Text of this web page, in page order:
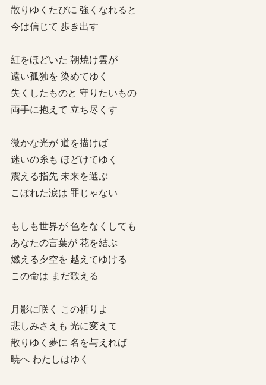
散りゆくたびに 強くなれると
今は信じて 歩き出す
紅をほどいた 朝焼け雲が
遠い孤独を 染めてゆく
失くしたものと 守りたいもの
両手に抱えて 立ち尽くす
微かな光が 道を描けば
迷いの糸も ほどけてゆく
震える指先 未来を選ぶ
こぼれた涙は 罪じゃない
もしも世界が 色をなくしても
あなたの言葉が 花を結ぶ
燃える夕空を 越えてゆける
この命は まだ歌える
月影に咲く この祈りよ
悲しみさえも 光に変えて
散りゆく夢に 名を与えれば
暁へ わたしはゆく